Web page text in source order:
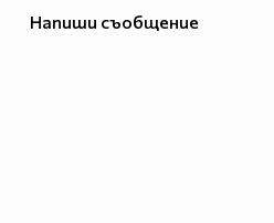
Напиши съобщение